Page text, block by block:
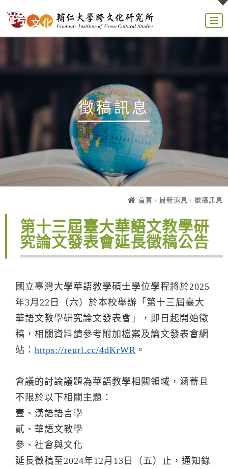
徵稿訊息
首頁 / 最新消息 / 徵稿訊息
第十三屆臺大華語文教學研
究論文發表會延長徵稿公告
國立臺灣大學華語教學碩士學位學程將於2025
年3月22日（六）於本校舉辦「第十三屆臺大
華語文教學研究論文發表會」，即日起開始徵
稿，相關資料請參考附加檔案及論文發表會網
站： https://reurl.cc/4dKrWR 。
會議的討論議題為華語教學相關領域，涵蓋且
不限於以下相關主題：
壹、漢語語言學
貳、華語文教學
參、社會與文化
延長徵稿至2024年12月13日（五）止，通知錄